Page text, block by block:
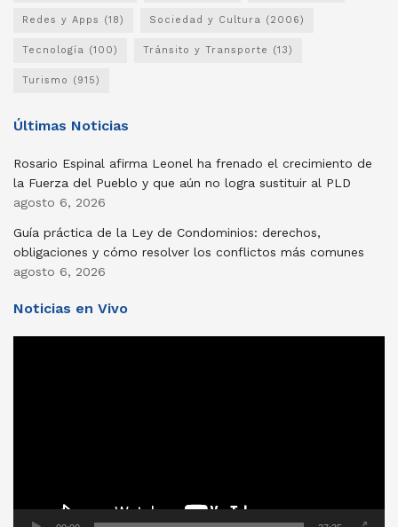
Redes y Apps (18) Sociedad y Cultura (2006)
Tecnología (100) Tránsito y Transporte (13)
Turismo (915)
Últimas Noticias
Rosario Espinal afirma Leonel ha frenado el crecimiento de
la Fuerza del Pueblo y que aún no logra sustituir al PLD
agosto 6, 2026
Guía práctica de la Ley de Condominios: derechos,
obligaciones y cómo resolver los conflictos más comunes
agosto 6, 2026
Noticias en Vivo